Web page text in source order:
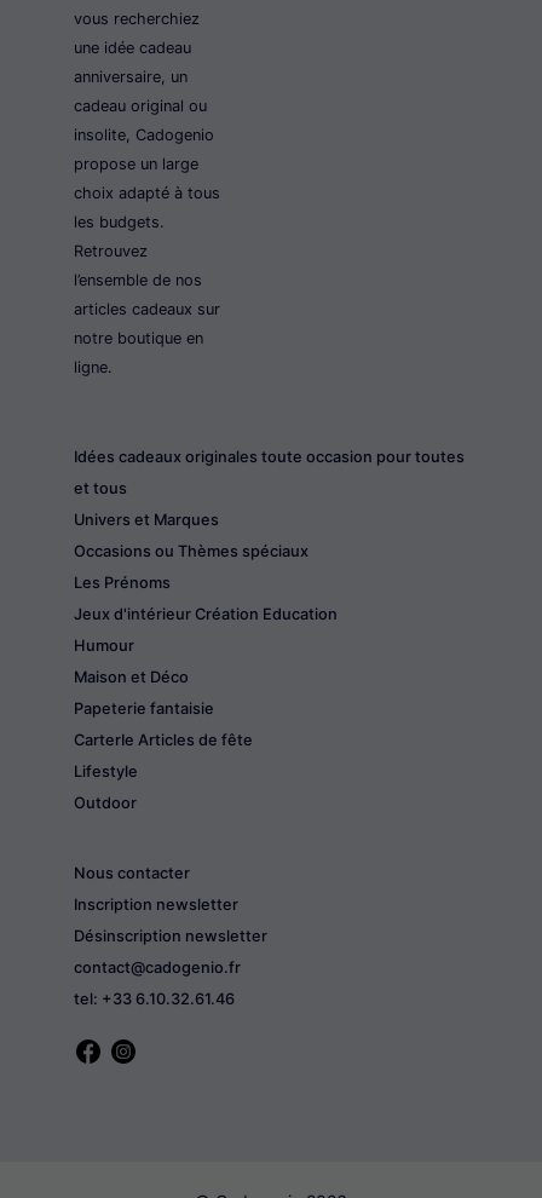
vous recherchiez
une idée cadeau
anniversaire, un
cadeau original ou
insolite, Cadogenio
propose un large
choix adapté à tous
les budgets.
Retrouvez
l’ensemble de nos
articles cadeaux sur
notre boutique en
ligne.
Idées cadeaux originales toute occasion pour toutes
et tous
Univers et Marques
Occasions ou Thèmes spéciaux
Les Prénoms
Jeux d'intérieur Création Education
Humour
Maison et Déco
Papeterie fantaisie
CarterIe Articles de fête
Lifestyle
Outdoor
Nous contacter
Inscription newsletter
Désinscription newsletter
contact@cadogenio.fr
tel: +33 6.10.32.61.46